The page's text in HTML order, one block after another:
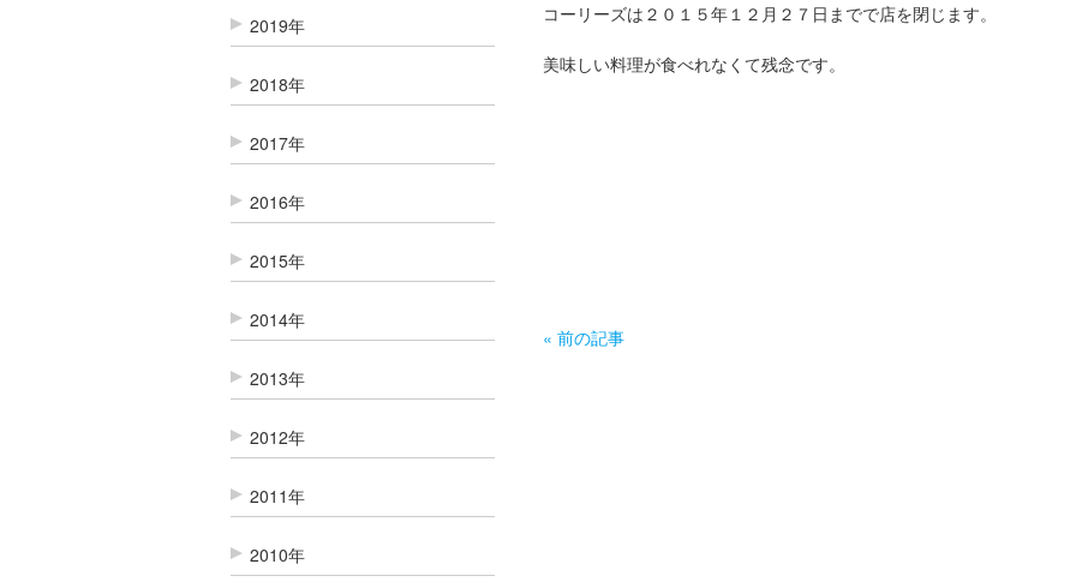
コーリーズは２０１５年１２月２７日までで店を閉じます。
美味しい料理が食べれなくて残念です。
« 前の記事
2019年
2018年
2017年
2016年
2015年
2014年
2013年
2012年
2011年
2010年